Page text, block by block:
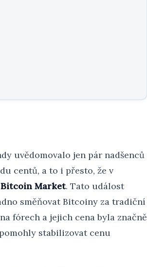
uvědomovalo jen pár nadšenců
centů, a to i přesto, že v
Market. Tato událost
směňovat Bitcoiny za tradiční
fórech a jejich cena byla značně
stabilizovat cenu